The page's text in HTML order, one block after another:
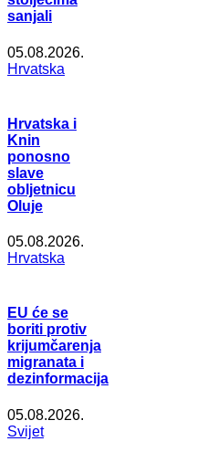
sanjali
05.08.2026.
Hrvatska
Hrvatska i
Knin
ponosno
slave
obljetnicu
Oluje
05.08.2026.
Hrvatska
EU će se
boriti protiv
krijumčarenja
migranata i
dezinformacija
05.08.2026.
Svijet